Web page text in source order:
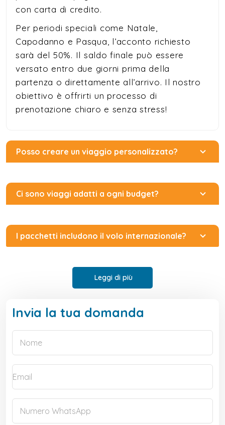
con carta di credito.
Per periodi speciali come Natale,
Capodanno e Pasqua, l’acconto richiesto
sarà del 50%. Il saldo finale può essere
versato entro due giorni prima della
partenza o direttamente all’arrivo. Il nostro
obiettivo è offrirti un processo di
prenotazione chiaro e senza stress!
Posso creare un viaggio personalizzato?
Ci sono viaggi adatti a ogni budget?
I pacchetti includono il volo internazionale?
Leggi di più
Invia la tua domanda